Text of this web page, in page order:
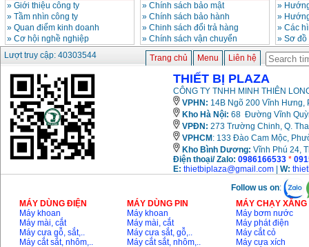
» Giới thiệu công ty
» Tầm nhìn công ty
» Quan điểm kinh doanh
» Cơ hội nghề nghiệp
» Chính sách bảo mật
» Chính sách bảo hành
» Chinh sách đổi trả hàng
» Chính sách vận chuyển
»
»
» Các
» Sơ
Lượt truy cập: 40303544
Trang chủ Menu Liên hệ
THIẾT BỊ PLAZA
CÔNG TY TNHH MINH THIÊN
VPHN: 14B Ngõ 200 Vĩnh Hưng,
Kho Hà Nội: 68 Đường Vĩnh
VPĐN: 273 Trường Chinh, Q.
VPHCM : 133 Đào Cam Mộc,
Kho Bình Dương: Vĩnh Phú 24,
Điện thoại/ Zalo: 0986166533 *
E: thietbiplaza@gmail.com W:
Follow us on:
MÁY DÙNG ĐIỆN
Máy khoan
Máy mài, cắt
Máy cưa gỗ, sắt,..
Máy cắt sắt, nhôm,..
MÁY DÙNG PIN
Máy khoan
Máy mài, cắt
Máy cưa sắt, gỗ,..
Máy cắt sắt, nhôm,..
MÁY CHẠY
Máy bơm nước
Máy phát điện
Máy cắt cỏ
Máy cưa xích